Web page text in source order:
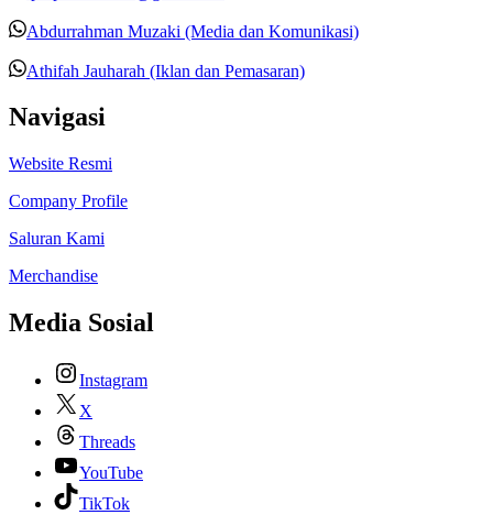
Abdurrahman Muzaki (Media dan Komunikasi)
Athifah Jauharah (Iklan dan Pemasaran)
Navigasi
Website Resmi
Company Profile
Saluran Kami
Merchandise
Media Sosial
Instagram
X
Threads
YouTube
TikTok